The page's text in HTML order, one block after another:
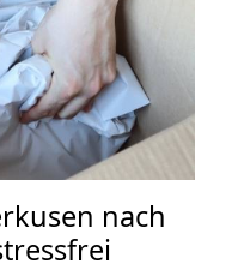
nach